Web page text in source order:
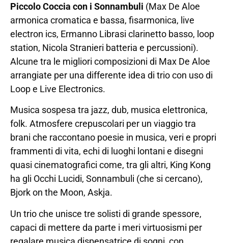
Piccolo Coccia con i Sonnambuli (Max De Aloe
armonica cromatica e bassa, fisarmonica, live
electron ics, Ermanno Librasi clarinetto basso, loop
station, Nicola Stranieri batteria e percussioni).
Alcune tra le migliori composizioni di Max De Aloe
arrangiate per una differente idea di trio con uso di
Loop e Live Electronics.
Musica sospesa tra jazz, dub, musica elettronica,
folk. Atmosfere crepuscolari per un viaggio tra
brani che raccontano poesie in musica, veri e propri
frammenti di vita, echi di luoghi lontani e disegni
quasi cinematografici come, tra gli altri, King Kong
ha gli Occhi Lucidi, Sonnambuli (che si cercano),
Bjork on the Moon, Askja.
Un trio che unisce tre solisti di grande spessore,
capaci di mettere da parte i meri virtuosismi per